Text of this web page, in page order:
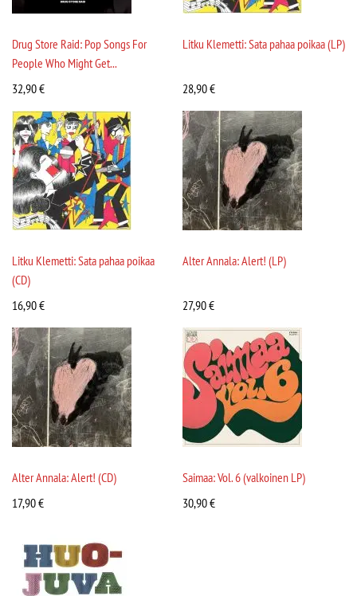
Drug Store Raid: Pop Songs For
People Who Might Get...
32,90€
Litku Klemetti: Sata pahaa poikaa (LP)
28,90€
Litku Klemetti: Sata pahaa poikaa
(CD)
16,90€
Alter Annala: Alert! (LP)
27,90€
Alter Annala: Alert! (CD)
17,90€
Saimaa: Vol. 6 (valkoinen LP)
30,90€